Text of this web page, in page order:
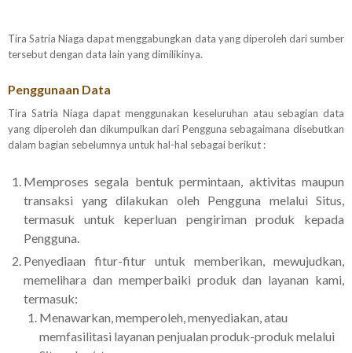
Tira Satria Niaga dapat menggabungkan data yang diperoleh dari sumber
tersebut dengan data lain yang dimilikinya.
Penggunaan Data
Tira Satria Niaga dapat menggunakan keseluruhan atau sebagian data
yang diperoleh dan dikumpulkan dari Pengguna sebagaimana disebutkan
dalam bagian sebelumnya untuk hal-hal sebagai berikut :
Memproses segala bentuk permintaan, aktivitas maupun
transaksi yang dilakukan oleh Pengguna melalui Situs,
termasuk untuk keperluan pengiriman produk kepada
Pengguna.
Penyediaan fitur-fitur untuk memberikan, mewujudkan,
memelihara dan memperbaiki produk dan layanan kami,
termasuk:
Menawarkan, memperoleh, menyediakan, atau
memfasilitasi layanan penjualan produk-produk melalui